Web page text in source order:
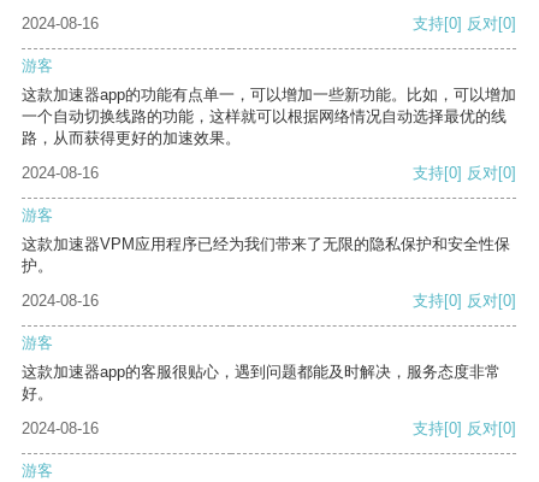
2024-08-16
支持[0] 反对[0]
游客
这款加速器app的功能有点单一，可以增加一些新功能。比如，可以增加
一个自动切换线路的功能，这样就可以根据网络情况自动选择最优的线
路，从而获得更好的加速效果。
2024-08-16
支持[0] 反对[0]
游客
这款加速器VPM应用程序已经为我们带来了无限的隐私保护和安全性保
护。
2024-08-16
支持[0] 反对[0]
游客
这款加速器app的客服很贴心，遇到问题都能及时解决，服务态度非常
好。
2024-08-16
支持[0] 反对[0]
游客